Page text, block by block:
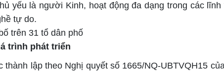
yếu là người Kinh, hoạt động đa dạng trong các
tự do.
trên 31 tổ dân phố
trình phát triển
thành lậptheo Nghị quyết số 1665/NQ-UBTVQH15